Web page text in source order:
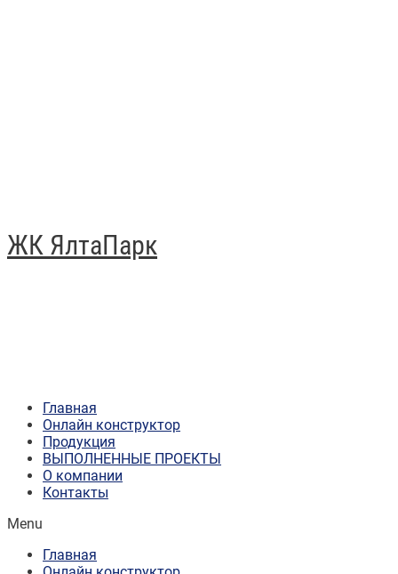
ЖК ЯлтаПарк
Главная
Онлайн конструктор
Продукция
ВЫПОЛНЕННЫЕ ПРОЕКТЫ
О компании
Контакты
Menu
Главная